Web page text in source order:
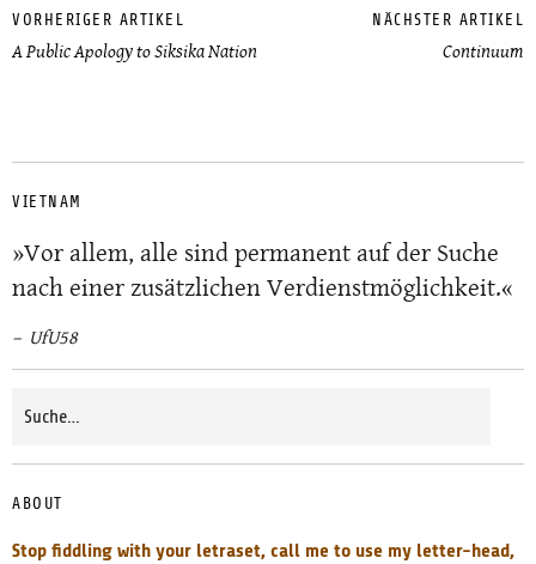
VORHERIGER ARTIKEL
A Public Apology to Siksika Nation
NÄCHSTER ARTIKEL
Continuum
VIETNAM
»Vor allem, alle sind permanent auf der Suche
nach einer zusätzlichen Verdienstmöglichkeit.«
UfU58
ABOUT
Stop fiddling with your letraset, call me to use my letter-head,